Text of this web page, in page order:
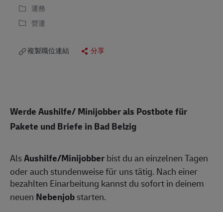
運務
營運
複製職位連結 分享
Werde Aushilfe/ Minijobber als Postbote für
Pakete und Briefe in Bad Belzig
AlsAushilfe/Minijobberbist du an einzelnen Tagen
oder auch stundenweise für uns tätig. Nach einer
bezahlten Einarbeitung kannst du sofort in deinem
neuen Nebenjobstarten.